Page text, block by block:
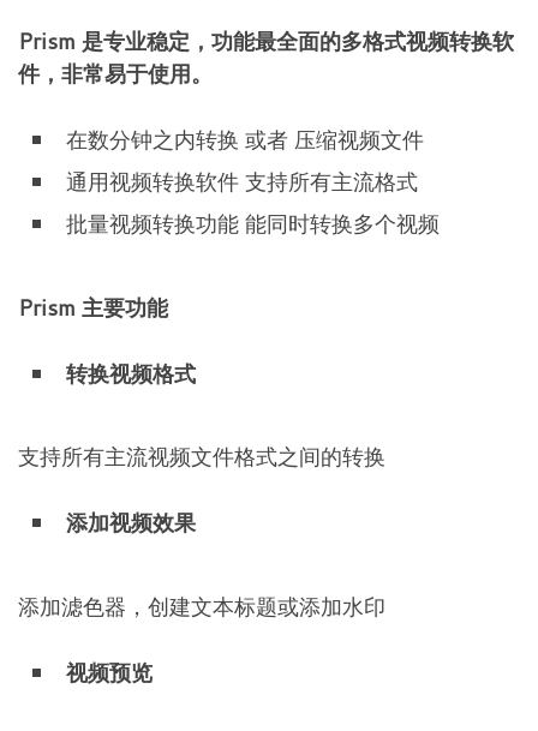
Prism 是专业稳定，功能最全面的多格式视频转换软
件，非常易于使用。
在数分钟之内转换 或者 压缩视频文件
通用视频转换软件 支持所有主流格式
批量视频转换功能 能同时转换多个视频
Prism 主要功能
转换视频格式
支持所有主流视频文件格式之间的转换
添加视频效果
添加滤色器，创建文本标题或添加水印
视频预览